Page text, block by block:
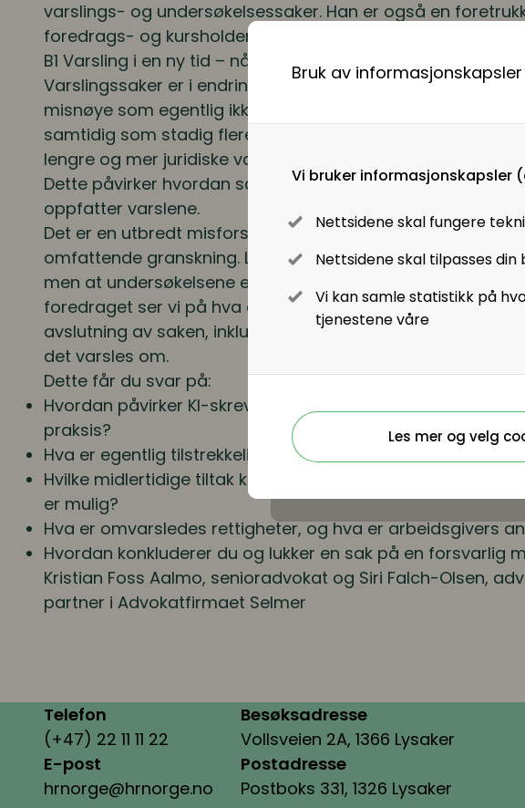
Bruk av informasjonskapsler
Vi bruker informasjonskapsler
Nettsidene skal fungere
Nettsidene skal tilpasses din
Vi kan samle statistikk på
tjenestene våre
Les mer og velg
Lønnsoppgjøret og tariff
Digitalisering
Digitale løsninger innen HR
Digitale løsninger i virksomheten
varslings- og undersøkelsessaker. Han er også en
foredrags- og kursholder innen arbeidsrettslige emner.
B1 Varsling i en ny tid – når KI skriver varselet
Varslingssaker er i endring. Det varsles oftere om konflikter
misnøye som egentlig ikke faller inn under varslingsreglene,
samtidig som stadig flere varsler skrives med KI. Resultatet
lengre og mer juridiske varsler som er vanskeligere å
Dette påvirker hvordan saker utvikler seg, og hvordan
oppfatter varslene.
Det er en utbredt misforståelse om at alle varsler krever
omfattende granskning. Loven krever ikke at du snur hver
men at undersøkelsene er tilstrekkelige og
foredraget ser vi på hva det betyr i praksis, fra første
avslutning av saken, inkludert midlertidige tiltak og
det varsles om.
Dette får du svar på:
Hvordan påvirker KI-skrevne varsler saksforløp og
praksis?
Hva er egentlig tilstrekkelige undersøkelser, og når er
Hvilke midlertidige tiltak kan du bruke når «business as
er mulig?
Hva er omvarsledes rettigheter, og hva er arbeidsgivers
Hvordan konkluderer du og lukker en sak på en forsvarlig
Kristian Foss Aalmo, senioradvokat og Siri Falch-Olsen,
partner i Advokatfirmaet Selmer
Telefon
(+47) 22 11 11 22
E-post
hrnorge@hrnorge.no
Besøksadresse
Vollsveien 2A, 1366 Lysaker
Postadresse
Postboks 331, 1326 Lysaker